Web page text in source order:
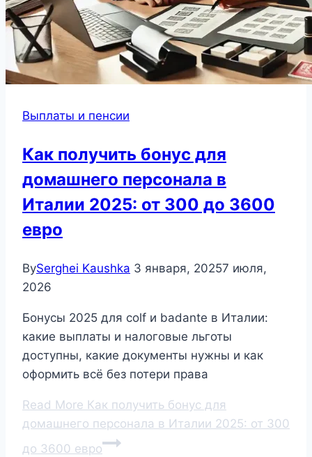
Выплаты и пенсии
Как получить бонус для
домашнего персонала в
Италии 2025: от 300 до 3600
евро
BySerghei Kaushka 3 января, 20257 июля,
2026
Бонусы 2025 для colf и badante в Италии:
какие выплаты и налоговые льготы
доступны, какие документы нужны и как
оформить всё без потери права
Read More Как получить бонус для
домашнего персонала в Италии 2025: от 300
до 3600 евро